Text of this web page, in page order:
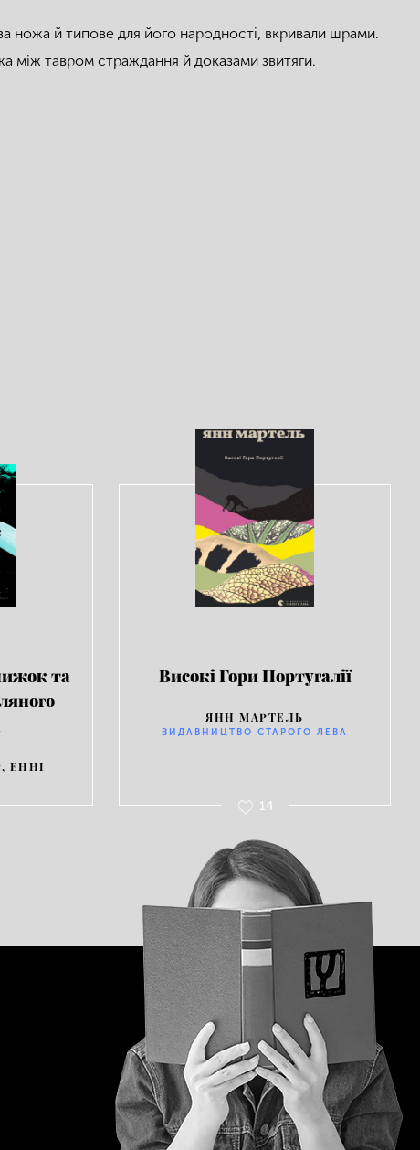
ножа й типове для його народності, вкривали шрами.
між тавром страждання й доказами звитяги.
та
ЕННІ
Високі Гори Португалії
ЯНН МАРТЕЛЬ
ВИДАВНИЦТВО СТАРОГО ЛЕВА
14